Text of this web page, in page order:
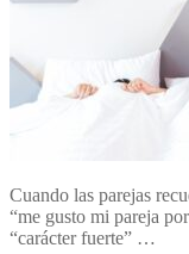
Cuando las parejas
“me gusto mi pareja
“carácter fuerte” …